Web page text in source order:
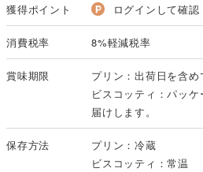
獲得ポイント ログインして確認
消費税率 8%軽減税率
賞味期限
プリン：出荷日を含
ビスコッティ：パッ
届けします。
保存方法
プリン：冷蔵
ビスコッティ：常温